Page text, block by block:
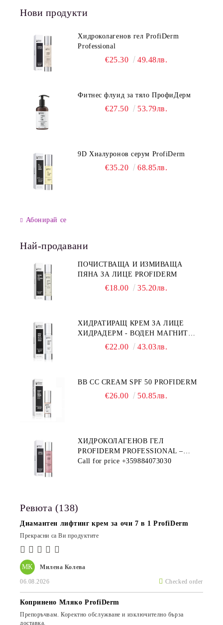
Нови продукти
Хидроколагенов гел ProfiDerm
Professional
€25.30 49.48лв.
Фитнес флуид за тяло ПрофиДерм
€27.50 53.79лв.
9D Хиалуронов серум ProfiDerm
€35.20 68.85лв.
Абонирай се
Най-продавани
ПОЧИСТВАЩА И ИЗМИВАЩА
ПЯНА ЗА ЛИЦЕ PROFIDERM
€18.00 35.20лв.
ХИДРАТИРАЩ КРЕМ ЗА ЛИЦЕ
ХИДРАДЕРМ - ВОДЕН МАГНИТ
PROFIDERM€22.00 43.03лв.
BB CC CREAM SPF 50 PROFIDERM
€26.00 50.85лв.
ХИДРОКОЛАГЕНОВ ГЕЛ
PROFIDERM PROFESSIONAL –
ПРОДУКТ ЗА ДЪЛБОКА
Call for price +359884073030
Ревюта (138)
МК Милена Колева
06.08.2026 Checked order
Диамантен лифтинг крем за очи 7 в 1 ProfiDerm
Прекрасни са Ви продуктите
Копринено Мляко ProfiDerm
Препоръчвам. Коректно обслужване и изключително бърза
доставка.